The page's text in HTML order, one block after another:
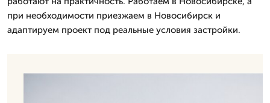
при необходимости приезжаем в Новосибирск и
адаптируем проект под реальные условия застройки.